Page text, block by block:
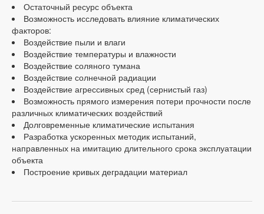
Остаточный ресурс объекта
Возможность исследовать влияние климатических
факторов:
Воздействие пыли и влаги
Воздействие температуры и влажности
Воздействие соляного тумана
Воздействие солнечной радиации
Воздействие агрессивных сред (сернистый газ)
Возможность прямого измерения потери прочности после
различных климатических воздействий
Долговременные климатические испытания
Разработка ускоренных методик испытаний,
направленных на имитацию длительного срока эксплуатации
объекта
Построение кривых деградации материал